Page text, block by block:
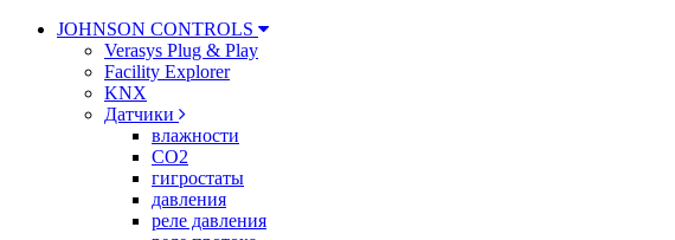
JOHNSON CONTROLS
Verasys Plug & Play
Facility Explorer
KNX
Датчики
влажности
CO2
гигростаты
давления
реле давления